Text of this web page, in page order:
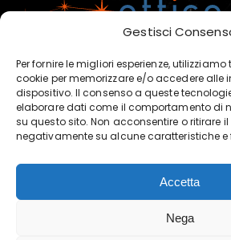
Gestisci
Per fornire le migliori esperienze,
cookie per memorizzare e/o accedere alle
dispositivo. Il consenso a queste
elaborare dati come il comportamento di
su questo sito. Non acconsentire o ritirare
negativamente su alcune caratteristiche e
Accetta
Nega